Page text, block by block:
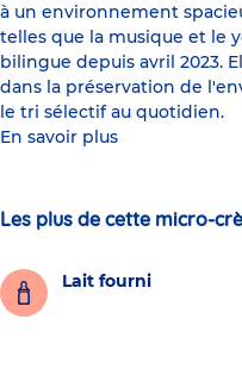
à un environnement
telles que la musique et le
bilingue depuis avril 2023.
dans la préservation de
le tri sélectif au quotidien.
En savoir plus
Les plus de cette micro-
Lait fourni